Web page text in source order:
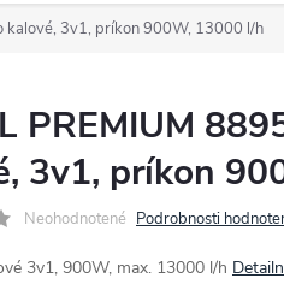
kalové, 3v1, príkon 900W, 13000 l/h
PREMIUM
3v1, príkon
Neohodnotené Podrobnosti
3v1, 900W, max. 13000 l/h